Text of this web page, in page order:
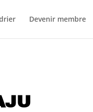
Devenir membre